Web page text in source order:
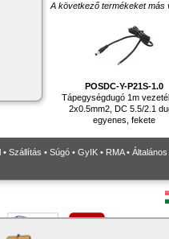
A következő termékeket más
POSDC-Y-P21S-1.0
Tápegységdugó 1m
2x0.5mm2, DC 5.5/2.1
egyenes, fekete
• Szállítás • Súgó • GyIK • RMA•